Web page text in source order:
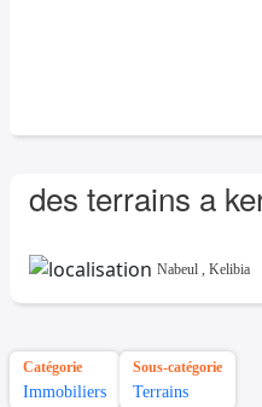
des terrains a
Nabeul , Kelibia
Catégorie
Immobiliers
Sous-catégorie
Terrains